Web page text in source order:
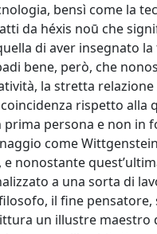
bensì come la
da héxis noū che
di aver insegnato
bene, però, che
la stretta
rispetto
persona e non in
come
e nonostante
a una sorta di
il fine
un illustre